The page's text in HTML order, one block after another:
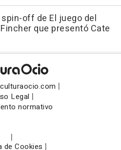
off de El juego del
que presentó Cate
|
Legal |
normativo
|
de Cookies |